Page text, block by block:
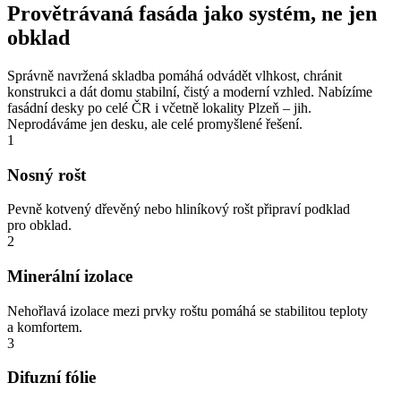
Provětrávaná fasáda jako systém, ne jen
obklad
Správně navržená skladba pomáhá odvádět vlhkost, chránit
konstrukci a dát domu stabilní, čistý a moderní vzhled. Nabízíme
fasádní desky po celé ČR i včetně lokality Plzeň – jih.
Neprodáváme jen desku, ale celé promyšlené řešení.
1
Nosný rošt
Pevně kotvený dřevěný nebo hliníkový rošt připraví podklad
pro obklad.
2
Minerální izolace
Nehořlavá izolace mezi prvky roštu pomáhá se stabilitou teploty
a komfortem.
3
Difuzní fólie